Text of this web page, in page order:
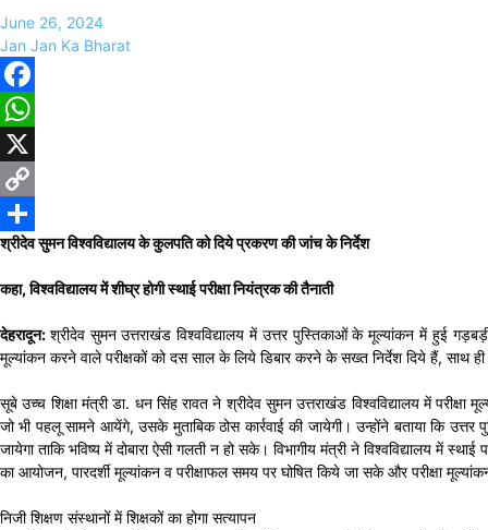
June 26, 2024
Jan Jan Ka Bharat
Facebook
WhatsApp
X
Copy
Link
Share
श्रीदेव सुमन विश्वविद्यालय के कुलपति को दिये प्रकरण की जांच के निर्देश
कहा, विश्वविद्यालय में शीघ्र होगी स्थाई परीक्षा नियंत्रक की तैनाती
देहरादून: श्रीदेव सुमन उत्तराखंड विश्वविद्यालय में उत्तर पुस्तिकाओं के मूल्यांकन में हुई
मूल्यांकन करने वाले परीक्षकों को दस साल के लिये डिबार करने के सख्त निर्देश दिये हैं, साथ ही
सूबे उच्च शिक्षा मंत्री डा. धन सिंह रावत ने श्रीदेव सुमन उत्तराखंड विश्वविद्यालय में
जो भी पहलू सामने आयेंगे, उसके मुताबिक ठोस कार्रवाई की जायेगी। उन्होंने बताया कि उत्तर
जायेगा ताकि भविष्य में दोबारा ऐसी गलती न हो सके। विभागीय मंत्री ने विश्वविद्यालय में
का आयोजन, पारदर्शी मूल्यांकन व परीक्षाफल समय पर घोषित किये जा सके और परीक्षा
निजी शिक्षण संस्थानों में शिक्षकों का होगा सत्यापन